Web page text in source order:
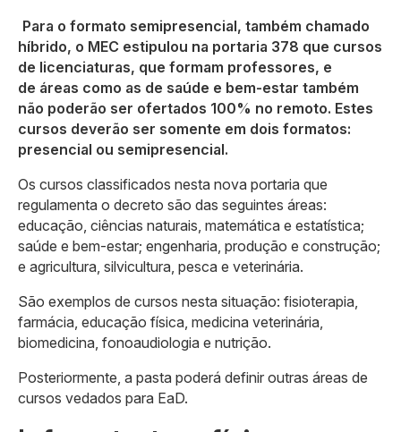
Para o formato semipresencial, também chamado
híbrido, o MEC estipulou na portaria 378 que cursos
de licenciaturas, que formam professores, e
de áreas como as de saúde e bem-estar também
não poderão ser ofertados 100% no remoto. Estes
cursos deverão ser somente em dois formatos:
presencial ou semipresencial.
Os cursos classificados nesta nova portaria que
regulamenta o decreto são das seguintes áreas:
educação, ciências naturais, matemática e estatística;
saúde e bem-estar; engenharia, produção e construção;
e agricultura, silvicultura, pesca e veterinária.
São exemplos de cursos nesta situação: fisioterapia,
farmácia, educação física, medicina veterinária,
biomedicina, fonoaudiologia e nutrição.
Posteriormente, a pasta poderá definir outras áreas de
cursos vedados para EaD.